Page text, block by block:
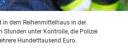
in dem Reihenmittelhaus in der
Stunden unter Kontrolle, die Polizei
Hunderttausend Euro.